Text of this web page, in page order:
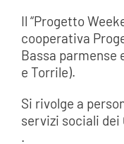
Il “Progetto
cooperativa
Bassa parmense
e Torrile).
Si rivolge a
servizi sociali
.